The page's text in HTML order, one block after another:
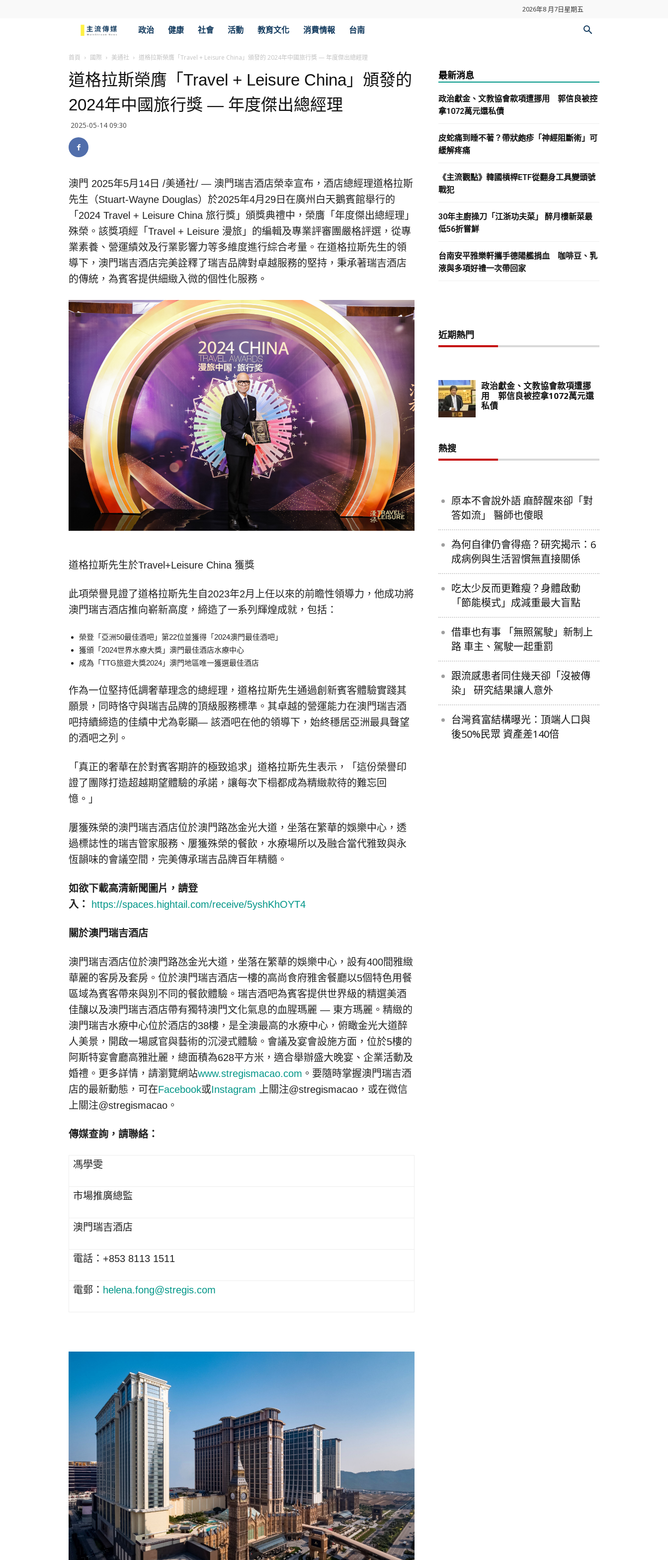
2026年8 月7日星期五
傳
媒
政治 健康 社會 活動 教育文化 消費情報 台南
首頁 國際 美通社 道格拉斯榮膺「Travel + Leisure China」頒發的 2024年中國旅行獎 — 年度傑出總經理
道格拉斯榮膺「Travel + Leisure China」頒發的
2024年中國旅行獎 — 年度傑出總經理
2025-05-14 09:30
澳門 2025年5月14日 /美通社/ — 澳門瑞吉酒店榮幸宣布，酒店總經理道格拉斯
先生（Stuart-Wayne Douglas）於2025年4月29日在廣州白天鵝賓館舉行的
「2024 Travel + Leisure China 旅行獎」頒獎典禮中，榮膺「年度傑出總經理」
殊榮。該獎項經「Travel + Leisure 漫旅」的編輯及專業評審團嚴格評選，從專
業素養、營運績效及行業影響力等多維度進行綜合考量。在道格拉斯先生的領
導下，澳門瑞吉酒店完美詮釋了瑞吉品牌對卓越服務的堅持，秉承著瑞吉酒店
的傳統，為賓客提供細緻入微的個性化服務。
道格拉斯先生於Travel+Leisure China 獲獎
此項榮譽見證了道格拉斯先生自2023年2月上任以來的前瞻性領導力，他成功將
澳門瑞吉酒店推向嶄新高度，締造了一系列輝煌成就，包括：
榮登「亞洲50最佳酒吧」第22位並獲得「2024澳門最佳酒吧」
獲頒「2024世界水療大獎」澳門最佳酒店水療中心
成為「TTG旅遊大獎2024」澳門地區唯一獲選最佳酒店
作為一位堅持低調奢華理念的總經理， 道格拉斯先生通過創新賓客體驗實踐其
願景，同時恪守與瑞吉品牌的頂級服務標準。其卓越的營運能力在澳門瑞吉酒
吧持續締造的佳績中尤為彰顯— 該酒吧在他的領導下，始終穩居亞洲最具聲望
的酒吧之列。
「真正的奢華在於對賓客期許的極致追求」道格拉斯先生表示，「這份榮譽印
證了團隊打造超越期望體驗的承諾，讓每次下榻都成為精緻款待的難忘回
憶。」
屢獲殊榮的澳門瑞吉酒店位於澳門路氹金光大道，坐落在繁華的娛樂中心，透
過標誌性的瑞吉管家服務、屢獲殊榮的餐飲，水療場所以及融合當代雅致與永
恆韻味的會議空間，完美傳承瑞吉品牌百年精髓。
如欲下載高清新聞圖片，請登
入：
https://spaces.hightail.com/receive/5yshKhOYT4
關於澳門瑞吉酒店
澳門瑞吉酒店位於澳門路氹金光大道，坐落在繁華的娛樂中心，設有400間雅緻
華麗的客房及套房。位於澳門瑞吉酒店一樓的高尚食府雅舍餐廳以5個特色用餐
區域為賓客帶來與別不同的餐飲體驗。瑞吉酒吧為賓客提供世界級的精選美酒
佳釀以及澳門瑞吉酒店帶有獨特澳門文化氣息的血腥瑪麗 — 東方瑪麗。精緻的
澳門瑞吉水療中心位於酒店的38樓，是全澳最高的水療中心，俯瞰金光大道醉
人美景，開啟一場感官與藝術的沉浸式體驗。會議及宴會設施方面，位於5樓的
阿斯特宴會廳高雅壯麗，總面積為628平方米，適合舉辦盛大晚宴、企業活動及
婚禮。更多詳情，請瀏覽網站www.stregismacao.com 。要隨時掌握澳門瑞吉酒
店的最新動態，可在Facebook或Instagram 上關注@stregismacao，或在微信
上關注@stregismacao。
傳媒查詢，請聯絡：
馮學雯
市場推廣總監
澳門瑞吉酒店
電話：+853 8113 1511
電郵： helena.fong@stregis.com
最新消息
政治獻金、文教協會款項遭挪用 郭信良被控
拿1072萬元還私債
皮蛇痛到睡不著？帶狀皰疹「神經阻斷術」可
緩解疼痛
《主流觀點》韓國槓桿ETF從翻身工具變頭號
戰犯
30年主廚操刀「江浙功夫菜」 醉月樓新菜最
低56折嘗鮮
台南安平雅樂軒攜手德陽艦捐血 咖啡豆、乳
液與多項好禮一次帶回家
近期熱門
熱搜
原本不會說外語 麻醉醒來卻「對
答如流」 醫師也傻眼
為何自律仍會得癌？研究揭示：6
成病例與生活習慣無直接關係
吃太少反而更難瘦？身體啟動
「節能模式」成減重最大盲點
借車也有事 「無照駕駛」新制上
路 車主、駕駛一起重罰
跟流感患者同住幾天卻「沒被傳
染」 研究結果讓人意外
台灣貧富結構曝光：頂端人口與
後50%民眾 資產差140倍